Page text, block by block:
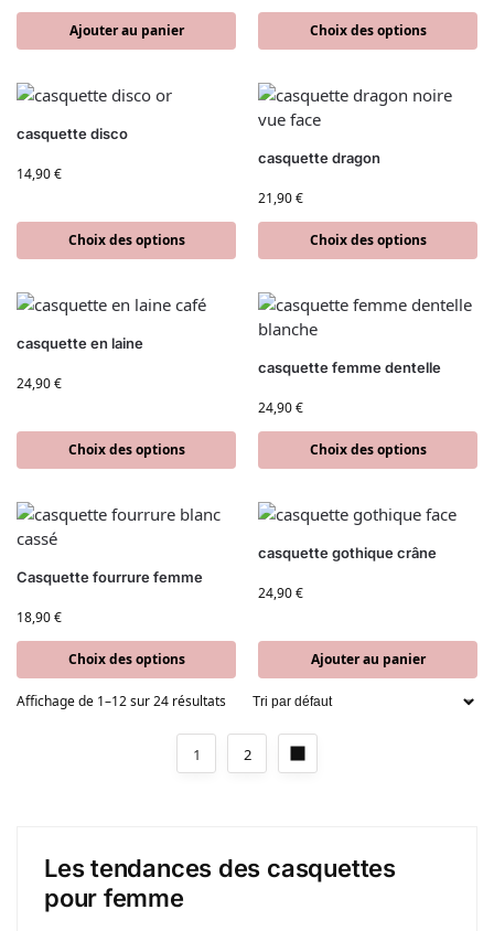
Ajouter au panier Choix des options
casquette disco
14,90€
Choix des options
casquette dragon
21,90€
Choix des options
casquette en laine
24,90€
Choix des options
casquette femme dentelle
24,90€
Choix des options
Casquette fourrure femme
18,90€
Choix des options
casquette gothique crâne
24,90€
Ajouter au panier
Affichage de 1–12 sur 24 résultats
1 2
Les tendances des casquettes
pour femme